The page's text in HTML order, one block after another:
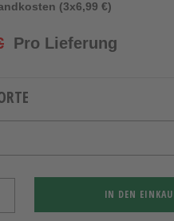
(3x6,99 €)
Pro Lieferung
IN DEN